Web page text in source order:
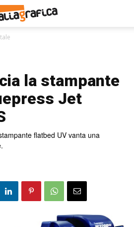
la stampante
Jet
flatbed UV vanta una